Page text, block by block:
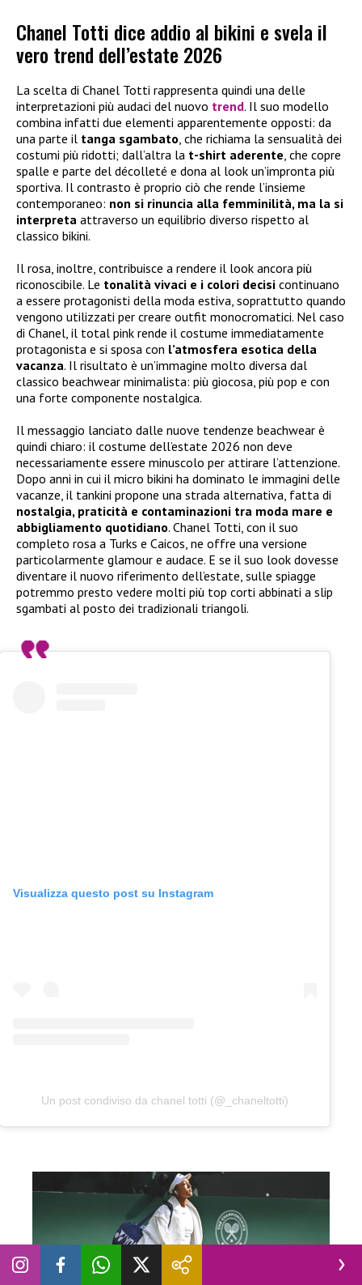
Chanel Totti dice addio al bikini e svela il
vero trend dell’estate 2026
La scelta di Chanel Totti rappresenta quindi una delle
interpretazioni più audaci del nuovo trend. Il suo modello
combina infatti due elementi apparentemente opposti: da
una parte il tanga sgambato , che richiama la sensualità dei
costumi più ridotti; dall’altra la t-shirt aderente , che copre
spalle e parte del décolleté e dona al look un’impronta più
sportiva. Il contrasto è proprio ciò che rende l’insieme
contemporaneo: non si rinuncia alla femminilità, ma la si
interpreta attraverso un equilibrio diverso rispetto al
classico bikini.
Il rosa, inoltre, contribuisce a rendere il look ancora più
riconoscibile. Le tonalità vivaci e i colori decisi continuano
a essere protagonisti della moda estiva, soprattutto quando
vengono utilizzati per creare outfit monocromatici. Nel caso
di Chanel, il total pink rende il costume immediatamente
protagonista e si sposa con l’atmosfera esotica della
vacanza. Il risultato è un’immagine molto diversa dal
classico beachwear minimalista: più giocosa, più pop e con
una forte componente nostalgica.
Il messaggio lanciato dalle nuove tendenze beachwear è
quindi chiaro: il costume dell’estate 2026 non deve
necessariamente essere minuscolo per attirare l’attenzione.
Dopo anni in cui il micro bikini ha dominato le immagini delle
vacanze, il tankini propone una strada alternativa, fatta di
nostalgia, praticità e contaminazioni tra moda mare e
abbigliamento quotidiano. Chanel Totti, con il suo
completo rosa a Turks e Caicos, ne offre una versione
particolarmente glamour e audace. E se il suo look dovesse
diventare il nuovo riferimento dell’estate, sulle spiagge
potremmo presto vedere molti più top corti abbinati a slip
sgambati al posto dei tradizionali triangoli.
Visualizza questo post su Instagram
Un post condiviso da chanel totti (@_chaneltotti)